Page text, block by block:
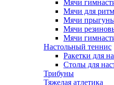
Мячи
Мячи для
Мячи
Мячи
Мячи
Настольный теннис
Ракетки для
Столы для
Трибуны
Тяжелая атлетика